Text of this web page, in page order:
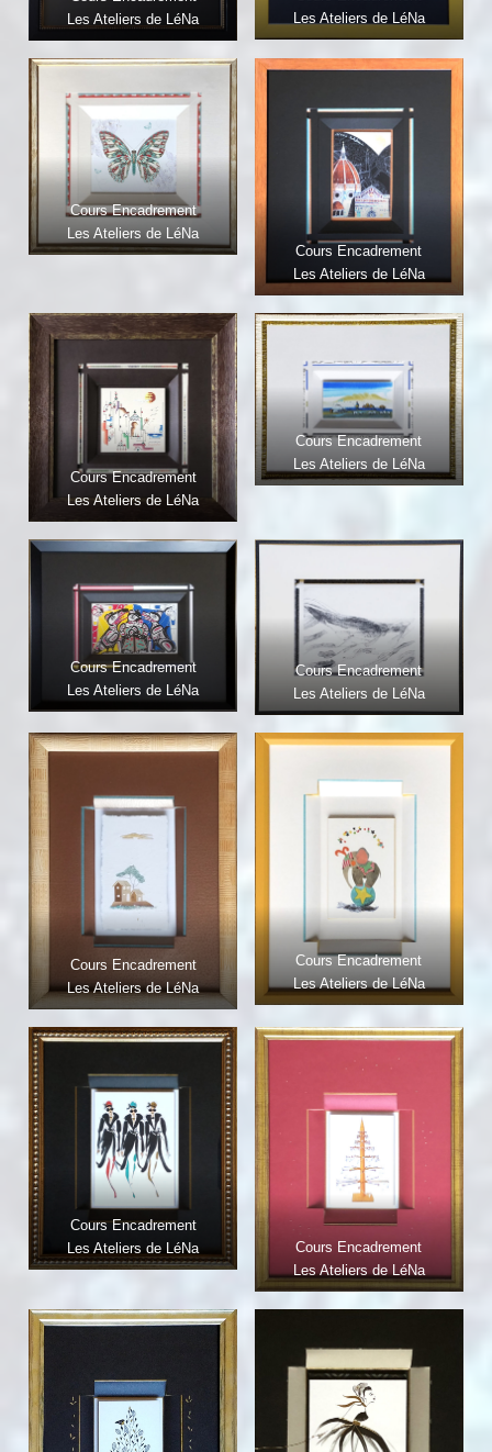
Les Ateliers de LéNa
Les Ateliers de LéNa
Cours Encadrement
Les Ateliers de LéNa
Cours Encadrement
Les Ateliers de LéNa
Cours Encadrement
Les Ateliers de LéNa
Cours Encadrement
Les Ateliers de LéNa
Cours Encadrement
Les Ateliers de LéNa
Cours Encadrement
Les Ateliers de LéNa
Cours Encadrement
Les Ateliers de LéNa
Cours Encadrement
Les Ateliers de LéNa
Cours Encadrement
Les Ateliers de LéNa
Cours Encadrement
Les Ateliers de LéNa